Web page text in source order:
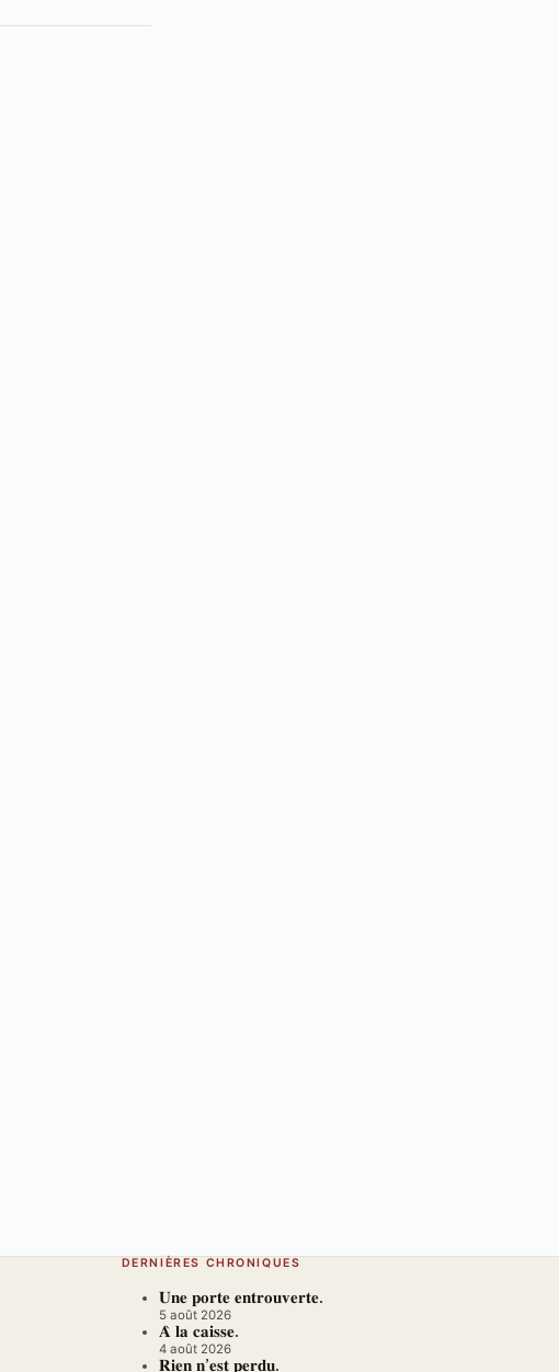
DERNIÈRES CHRONIQUES
𝐔𝐧𝐞 𝐩𝐨𝐫𝐭𝐞 𝐞𝐧𝐭𝐫𝐨𝐮𝐯𝐞𝐫𝐭𝐞.
5 août 2026
𝐀̀ 𝐥𝐚 𝐜𝐚𝐢𝐬𝐬𝐞.
4 août 2026
𝐑𝐢𝐞𝐧 𝐧’𝐞𝐬𝐭 𝐩𝐞𝐫𝐝𝐮.